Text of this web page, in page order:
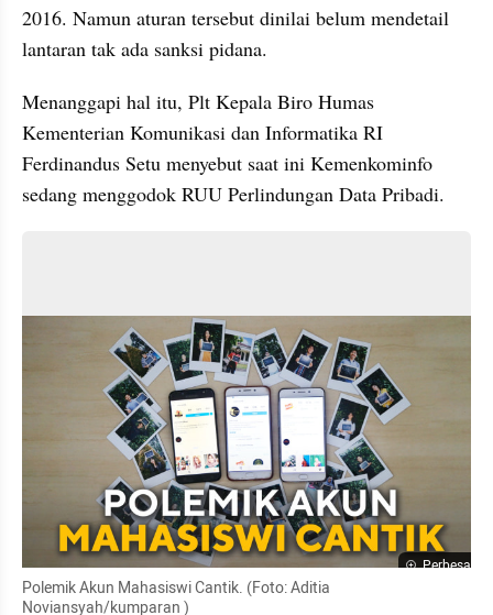
2016. Namun aturan tersebut dinilai belum mendetail
lantaran tak ada sanksi pidana.
Menanggapi hal itu, Plt Kepala Biro Humas
Kementerian Komunikasi dan Informatika RI
Ferdinandus Setu menyebut saat ini Kemenkominfo
sedang menggodok RUU Perlindungan Data Pribadi.
Perbesar
Polemik Akun Mahasiswi Cantik. (Foto: Aditia
Noviansyah/kumparan )